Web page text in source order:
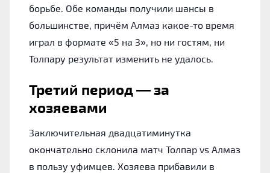
борьбе. Обе команды получили шансы в
большинстве, причём Алмаз какое-то время
играл в формате «5 на 3», но ни гостям, ни
Толпару результат изменить не удалось.
Третий период — за
хозяевами
Заключительная двадцатиминутка
окончательно склонила матч Толпар vs Алмаз
в пользу уфимцев. Хозяева прибавили в